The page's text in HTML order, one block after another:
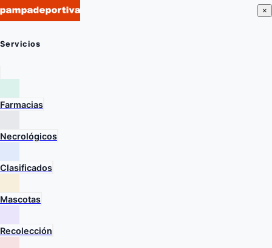
×
Servicios
Farmacias
Necrológicos
Clasificados
Mascotas
Recolección